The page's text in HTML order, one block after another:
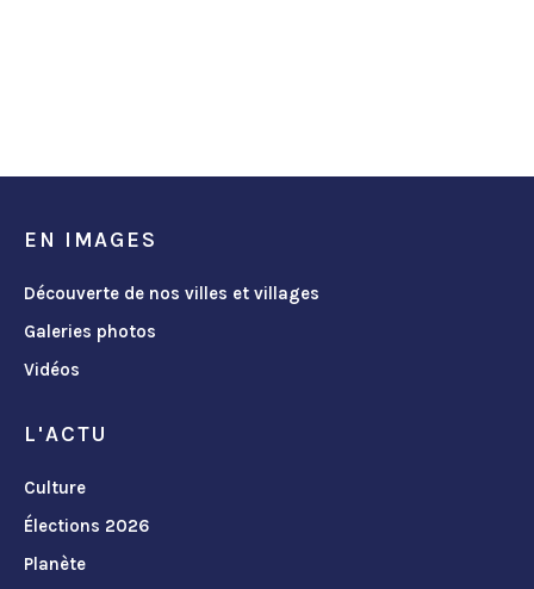
EN IMAGES
Découverte de nos villes et villages
Galeries photos
Vidéos
L'ACTU
Culture
Élections 2026
Planète